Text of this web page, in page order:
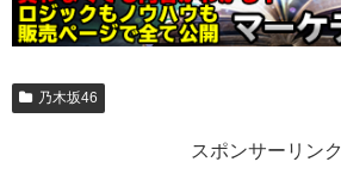
乃木坂46
スポンサーリンク